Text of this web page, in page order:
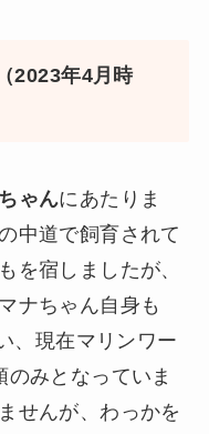
2023年4月時
ゃんにあたりま
中道で飼育されて
を宿しましたが、
ナちゃん自身も
、現在マリンワー
みとなっていま
せんが、わっかを